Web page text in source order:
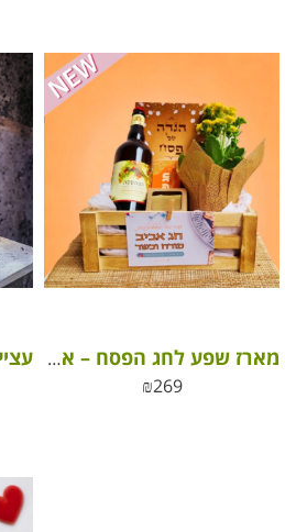
מארז שפע לחג הפסח – ארגז עץ מעוצב, סבון טבעי, עציץ צבעוני ועוד
₪269